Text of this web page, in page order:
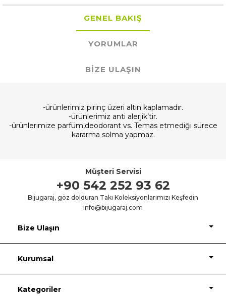
GENEL BAKIŞ
YORUMLAR
BIZE ULAŞIN
-ürünlerimiz pirinç üzeri altın kaplamadır.
-ürünlerimiz anti alerjik’tir.
-ürünlerimize parfüm,deodorant vs. Temas etmediği sürece
kararma solma yapmaz.
Müşteri Servisi
+90 542 252 93 62
Bijugaraj, göz dolduran Takı Koleksiyonlarımızı Keşfedin
info@bijugaraj.com
Bize Ulaşın
Kurumsal
Kategoriler